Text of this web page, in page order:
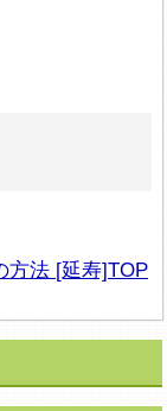
方法 [延寿]TOP